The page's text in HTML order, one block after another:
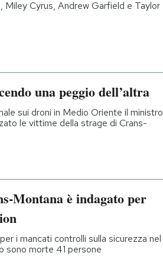
Cyrus, Andrew Garfield e Taylor
una peggio dell’altra
sui droni in Medio Oriente il ministro
le vittime della strage di Crans-
Montana è indagato per
i mancati controlli sulla sicurezza nel
sono morte 41 persone